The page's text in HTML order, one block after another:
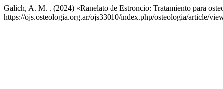
Galich, A. M. . (2024) «Ranelato de Estroncio: Tratamiento para
https://ojs.osteologia.org.ar/ojs33010/index.php/osteologia/article/